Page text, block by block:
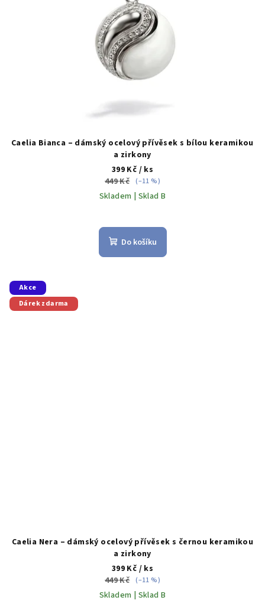
Caelia Bianca – dámský ocelový přívěsek s bílou keramikou
a zirkony
399 Kč / ks
449 Kč (–11 %)
Skladem | Sklad B
Do košíku
Akce
Dárek zdarma
Caelia Nera – dámský ocelový přívěsek s černou keramikou
a zirkony
399 Kč / ks
449 Kč (–11 %)
Skladem | Sklad B